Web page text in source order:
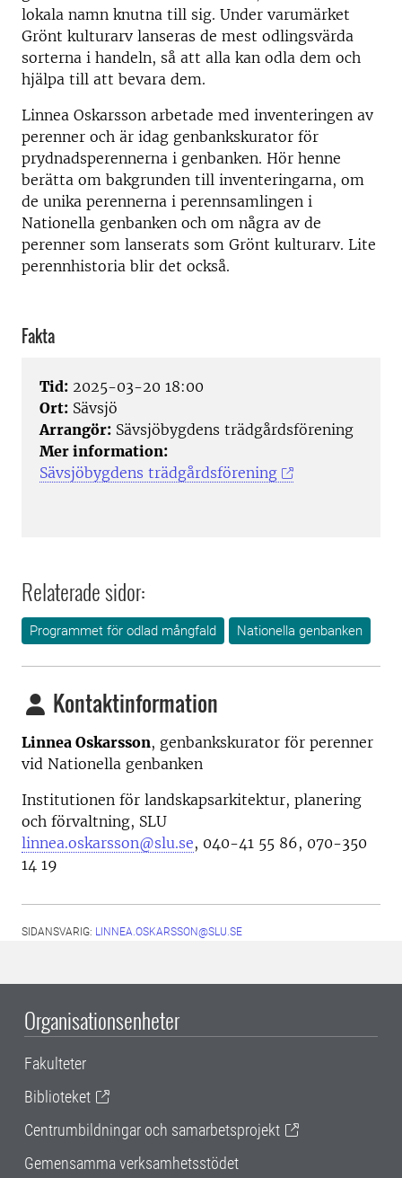
lokala namn knutna till sig. Under varumärket
Grönt kulturarv lanseras de mest odlingsvärda
sorterna i handeln, så att alla kan odla dem och
hjälpa till att bevara dem.
Linnea Oskarsson arbetade med inventeringen av
perenner och är idag genbankskurator för
prydnadsperennerna i genbanken. Hör henne
berätta om bakgrunden till inventeringarna, om
de unika perennerna i perennsamlingen i
Nationella genbanken och om några av de
perenner som lanserats som Grönt kulturarv. Lite
perennhistoria blir det också.
Fakta
Tid: 2025-03-20 18:00
Ort: Sävsjö
Arrangör: Sävsjöbygdens trädgårdsförening
Mer information:
Sävsjöbygdens trädgårdsförening
Relaterade sidor:
Programmet för odlad mångfald Nationella genbanken
Kontaktinformation
Linnea Oskarsson, genbankskurator för perenner
vid Nationella genbanken
Institutionen för landskapsarkitektur, planering
och förvaltning, SLU
linnea.oskarsson@slu.se, 040-41 55 86, 070-350
14 19
SIDANSVARIG: LINNEA.OSKARSSON@SLU.SE
Organisationsenheter
Fakulteter
Biblioteket
Centrumbildningar och samarbetsprojekt
Gemensamma verksamhetsstödet